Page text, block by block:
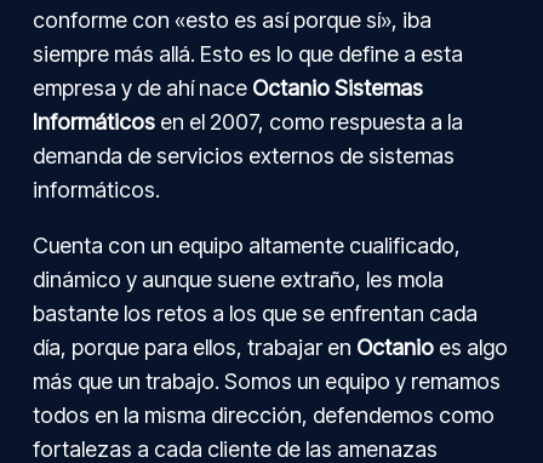
conforme con «esto es así porque sí», iba
siempre más allá. Esto es lo que define a esta
empresa y de ahí nace Octanio Sistemas
Informáticos en el 2007, como respuesta a la
demanda de servicios externos de sistemas
informáticos.
Cuenta con un equipo altamente cualificado,
dinámico y aunque suene extraño, les mola
bastante los retos a los que se enfrentan cada
día, porque para ellos, trabajar en Octanio es algo
más que un trabajo. Somos un equipo y remamos
todos en la misma dirección, defendemos como
fortalezas a cada cliente de las amenazas